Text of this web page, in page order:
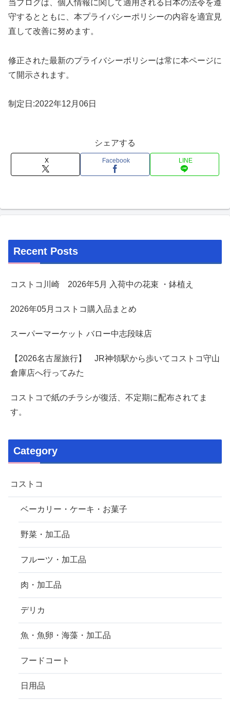
当ブログは、個人情報に関して適用される日本の法令を遵
守するとともに、本プライバシーポリシーの内容を適宜見
直して改善に努めます。
修正された最新のプライバシーポリシーは常に本ページに
て開示されます。
制定日:2022年12月06日
シェアする
X Facebook LINE
Recent Posts
コストコ川崎 2026年5月 入荷中の花束 ・鉢植え
2026年05月コストコ購入品まとめ
スーパーマーケット バロー中志段味店
【2026名古屋旅行】 JR神領駅から歩いてコストコ守山
倉庫店へ行ってみた
コストコで紙のチラシが復活、不定期に配布されてま
す。
Category
コストコ
ベーカリー・ケーキ・お菓子
野菜・加工品
フルーツ・加工品
肉・加工品
デリカ
魚・魚卵・海藻・加工品
フードコート
日用品